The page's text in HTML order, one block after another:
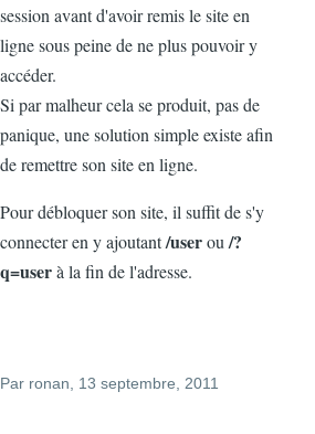
session avant d'avoir remis le site en
ligne sous peine de ne plus pouvoir y
accéder.
Si par malheur cela se produit, pas de
panique, une solution simple existe afin
de remettre son site en ligne.
Pour débloquer son site, il suffit de s'y
connecter en y ajoutant/userou/?
q=userà la fin de l'adresse.
Par ronan, 13 septembre, 2011